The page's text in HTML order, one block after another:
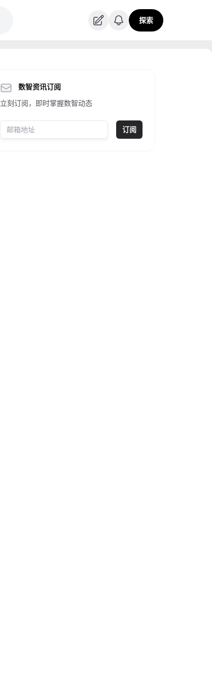
探索
数智资讯订阅
立刻订阅，即时掌握数智动态
订阅